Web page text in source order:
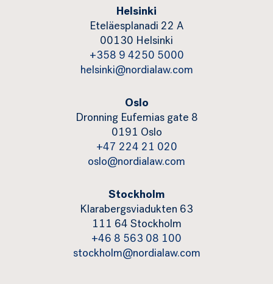
Helsinki
Eteläesplanadi 22 A
00130 Helsinki
+358 9 4250 5000
helsinki@nordialaw.com
Oslo
Dronning Eufemias gate 8
0191 Oslo
+47 224 21 020
oslo@nordialaw.com
Stockholm
Klarabergsviadukten 63
111 64 Stockholm
+46 8 563 08 100
stockholm@nordialaw.com